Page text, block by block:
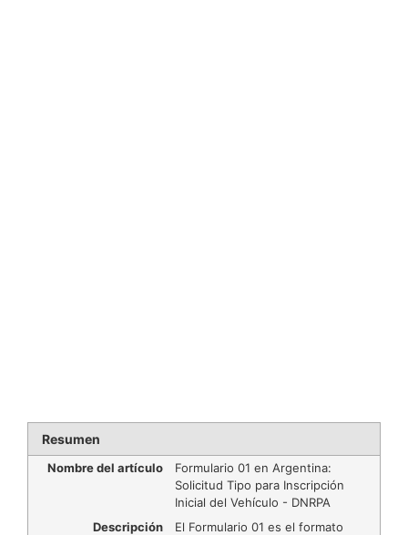
Resumen
Nombre del artículo
Formulario 01 en Argentina:
Solicitud Tipo para Inscripción
Inicial del Vehículo - DNRPA
Descripción
El Formulario 01 es el formato